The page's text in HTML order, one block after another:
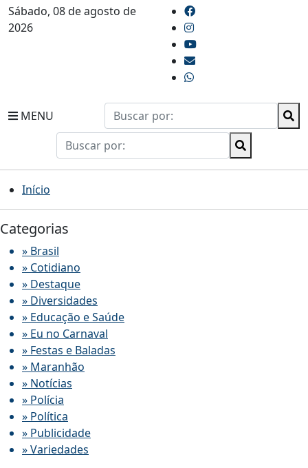
Sábado, 08 de agosto de
2026
MENU
Início
Categorias
» Brasil
» Cotidiano
» Destaque
» Diversidades
» Educação e Saúde
» Eu no Carnaval
» Festas e Baladas
» Maranhão
» Notícias
» Polícia
» Política
» Publicidade
» Variedades